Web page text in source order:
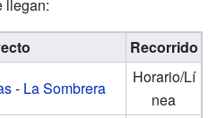
llegan:
Recorrido
- La Sombrera
Horario/Lí
nea